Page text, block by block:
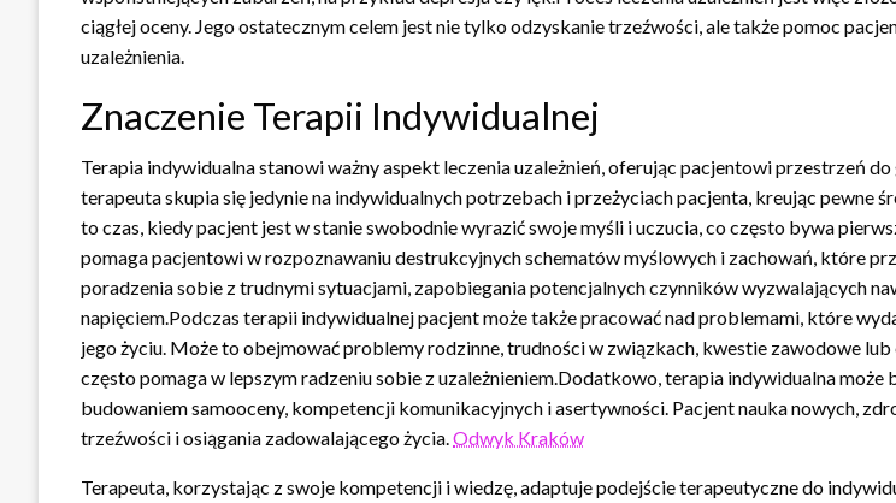
ciągłej oceny. Jego ostatecznym celem jest nie tylko odzyskanie trzeźwości, ale także pomoc
uzależnienia.
Znaczenie Terapii Indywidualnej
Terapia indywidualna stanowi ważny aspekt leczenia uzależnień, oferując pacjentowi przestrzeń
terapeuta skupia się jedynie na indywidualnych potrzebach i przeżyciach pacjenta, kreując
to czas, kiedy pacjent jest w stanie swobodnie wyrazić swoje myśli i uczucia, co często bywa
pomaga pacjentowi w rozpoznawaniu destrukcyjnych schematów myślowych i zachowań, które
poradzenia sobie z trudnymi sytuacjami, zapobiegania potencjalnych czynników wyzwalających
napięciem.Podczas terapii indywidualnej pacjent może także pracować nad problemami, które
jego życiu. Może to obejmować problemy rodzinne, trudności w związkach, kwestie zawodowe
często pomaga w lepszym radzeniu sobie z uzależnieniem.Dodatkowo, terapia indywidualna
budowaniem samooceny, kompetencji komunikacyjnych i asertywności. Pacjent nauka nowych,
trzeźwości i osiągania zadowalającego życia.Odwyk Kraków
Terapeuta, korzystając z swoje kompetencji i wiedzę, adaptuje podejście terapeutyczne do